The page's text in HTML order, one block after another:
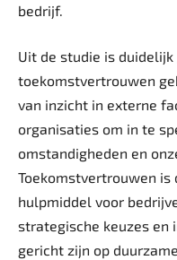
bedrijf.
Uit de studie is
toekomstvertrouwen
van inzicht in externe
organisaties om in te
omstandigheden en
Toekomstvertrouwen is
hulpmiddel voor
strategische keuzes en
gericht zijn op